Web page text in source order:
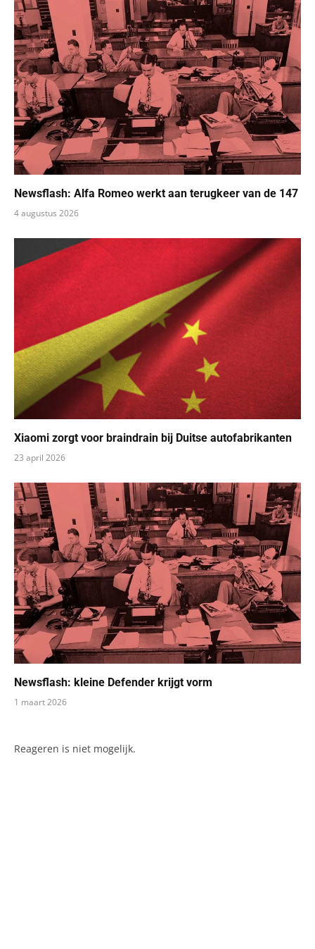
Newsflash: Alfa Romeo werkt aan terugkeer van de 147
4 augustus 2026
Xiaomi zorgt voor braindrain bij Duitse autofabrikanten
23 april 2026
Newsflash: kleine Defender krijgt vorm
1 maart 2026
Reageren is niet mogelijk.